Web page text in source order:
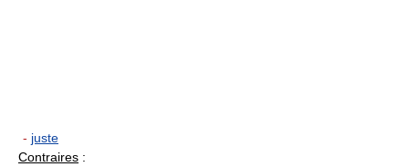
- juste
Contraires :